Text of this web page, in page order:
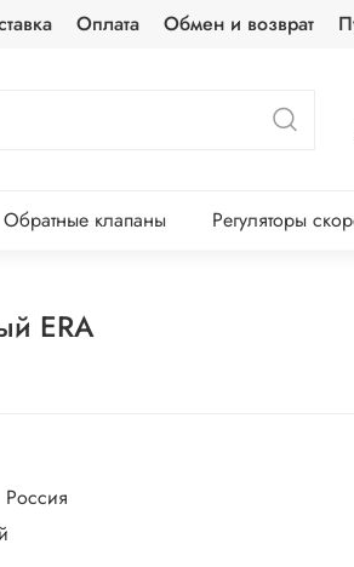
Оплата Обмен и возврат
Обратные клапаны Регуляторы
ERA
Россия